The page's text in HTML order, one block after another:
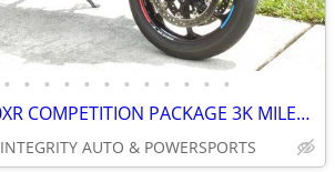
• • • • • • • • • • • •
2025 BMW M1000XR COMPETITION PACKAGE 3K MILES NEW CONDITION NO BS FEES
INTEGRITY AUTO & POWERSPORTS